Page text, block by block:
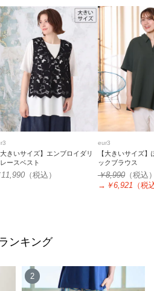
大きいサイズ】エンブロイダリ
ースベスト
11,990 （税込）
eur3
【大きいサイズ
ックブラウス
￥8,990（税込
→ ￥6,921 （税
ンキング
2